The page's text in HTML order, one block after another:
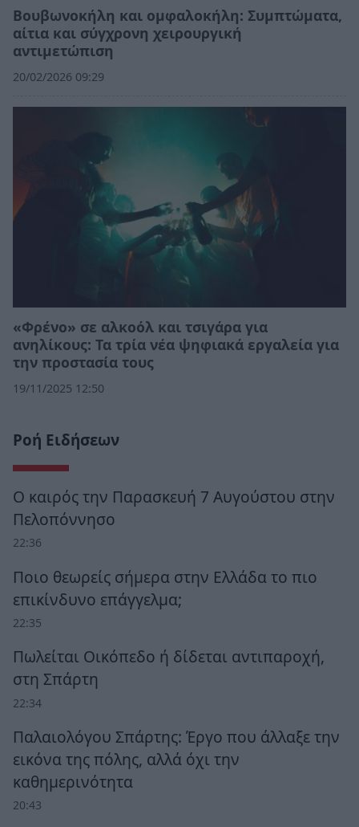
Βουβωνοκήλη και ομφαλοκήλη: Συμπτώματα,
αίτια και σύγχρονη χειρουργική
αντιμετώπιση
20/02/2026 09:29
«Φρένο» σε αλκοόλ και τσιγάρα για
ανηλίκους: Τα τρία νέα ψηφιακά εργαλεία για
την προστασία τους
19/11/2025 12:50
Ροή Ειδήσεων
Ο καιρός την Παρασκευή 7 Αυγούστου στην
Πελοπόννησο
22:36
Ποιο θεωρείς σήμερα στην Ελλάδα το πιο
επικίνδυνο επάγγελμα;
22:35
Πωλείται Οικόπεδο ή δίδεται αντιπαροχή,
στη Σπάρτη
22:34
Παλαιολόγου Σπάρτης: Έργο που άλλαξε την
εικόνα της πόλης, αλλά όχι την
καθημερινότητα
20:43